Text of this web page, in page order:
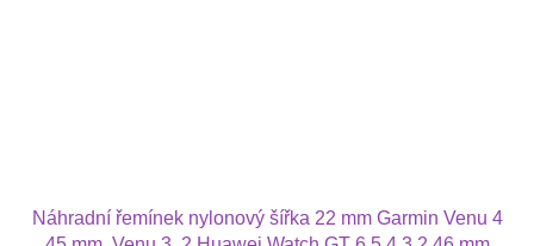
Náhradní řemínek nylonový šířka 22 mm Garmin Venu 4